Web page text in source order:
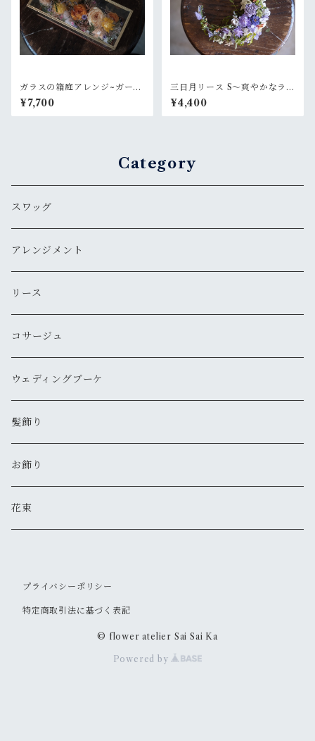
ガラスの箱庭アレンジ~ガーデ
ンオレンジ
¥7,700
三日月リース S〜爽やかなラベ
ンダーグリーン
¥4,400
Category
スワッグ
アレンジメント
リース
コサージュ
ウェディングブーケ
髪飾り
お飾り
花束
プライバシーポリシー
特定商取引法に基づく表記
© flower atelier Sai Sai Ka
Powered by